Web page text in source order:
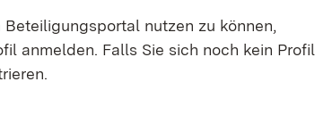
nutzen zu können,
anmelden. Falls Sie sich noch kein Profil